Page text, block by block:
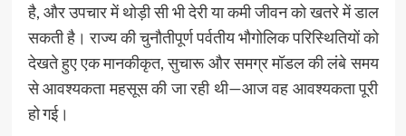
है, और उपचार में थोड़ी सी भी देरी या कमी जीवन को खतरे में डाल
सकती है। राज्य की चुनौतीपूर्ण पर्वतीय भौगोलिक परिस्थितियों को
देखते हुए एक मानकीकृत, सुचारू और समग्र मॉडल की लंबे समय
से आवश्यकता महसूस की जा रही थी—आज वह आवश्यकता पूरी
हो गई।